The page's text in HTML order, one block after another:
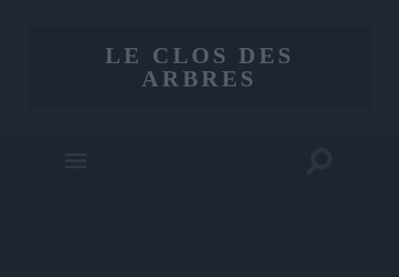
LE CLOS DES
ARBRES